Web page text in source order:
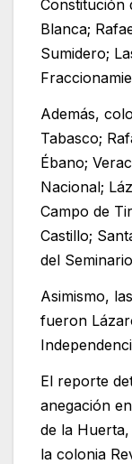
Constitución
Blanca;
Sumidero;
Además,
Tabasco;
Ébano;
Nacional;
Campo de
Castillo;
del
Asimismo,
fueron
El reporte
anegación
de la
la colonia